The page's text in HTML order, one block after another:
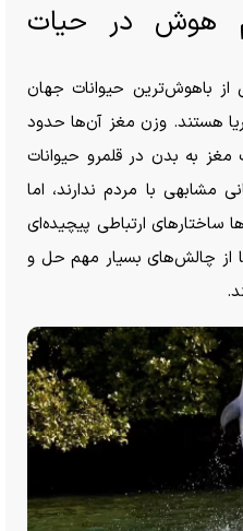
هوش در حیات
از باهوش‌ترین حیوانات جهان
هستند. وزن مغز آن‌ها حدود
مغز به بدن در قلمرو حیوانات
مشابهی با مردم ندارند، اما
ساختار‌های ارتباطی پیچیده‌ای
از چالش‌های بسیار مهم حل و